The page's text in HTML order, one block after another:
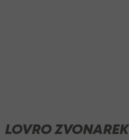
LOVRO ZVONAREK